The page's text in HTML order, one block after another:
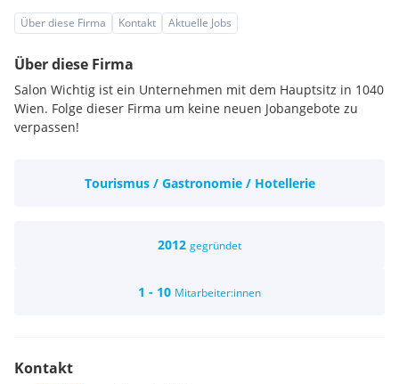
Über diese Firma Kontakt Aktuelle Jobs
Über diese Firma
Salon Wichtig ist ein Unternehmen mit dem Hauptsitz in 1040
Wien. Folge dieser Firma um keine neuen Jobangebote zu
verpassen!
Tourismus / Gastronomie / Hotellerie
2012 gegründet
1 - 10 Mitarbeiter:innen
Kontakt